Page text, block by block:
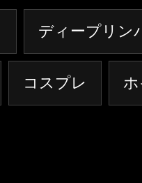
ディープリン
コスプレ